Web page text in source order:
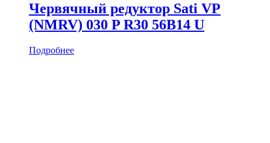
Червячный редуктор Sati VP
(NMRV) 030 P R30 56B14 U
Подробнее